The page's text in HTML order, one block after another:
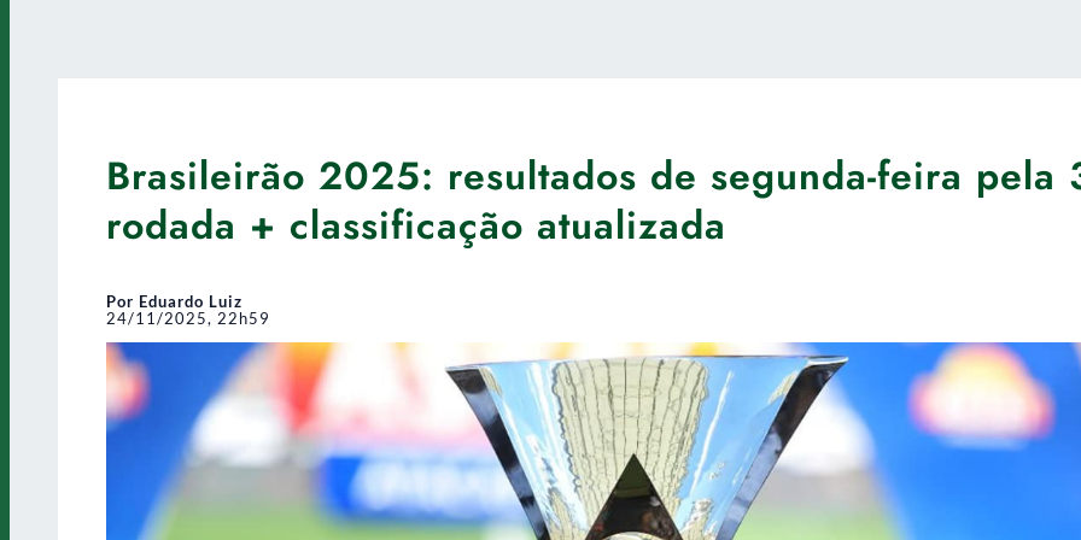
Brasileirão 2025: resultados de segunda-feira pela
rodada + classificação atualizada
Por Eduardo Luiz
24/11/2025, 22h59